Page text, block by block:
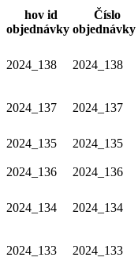
hov id
objednávky
Číslo
objednávky
2024_138 2024_138
2024_137 2024_137
2024_135 2024_135
2024_136 2024_136
2024_134 2024_134
2024_133 2024_133